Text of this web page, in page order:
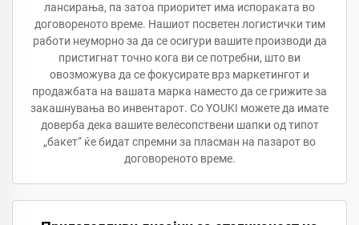
лансирања, па затоа приоритет има испораката во
договореното време. Нашиот посветен логистички тим
работи неуморно за да се осигури вашите производи да
пристигнат точно кога ви се потребни, што ви
овозможува да се фокусирате врз маркетингот и
продажбата на вашата марка наместо да се грижите за
закашнувања во инвентарот. Со YOUKI можете да имате
доверба дека вашите велесопствени шапки од типот
„бакет“ ќе бидат спремни за пласман на пазарот во
договореното време.